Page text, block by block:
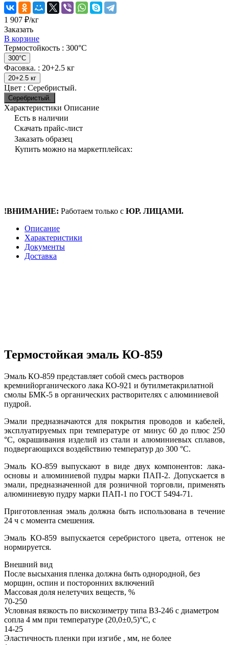
1 907 ₽/кг
Заказать
В корзине
Термостойкость : 300°С
300°С
Фасовка. : 20+2.5 кг
20+2.5 кг
Цвет : Серебристый.
Серебристый.
Характеристики Описание
Есть в наличии
Скачать прайс-лист
Заказать образец
Купить можно на маркетплейсах:
!ВНИМАНИЕ: Работаем только с ЮР. ЛИЦАМИ.
Описание
Характеристики
Документы
Доставка
Термостойкая эмаль КО-859
Эмаль КО-859 представляет собой смесь растворов
кремнийорганического лака КО-921 и бутилметакрилатной
смолы БМК-5 в органических растворителях с алюминиевой
пудрой.
Эмали предназначаются для покрытия проводов и кабелей,
эксплуатируемых при температуре от минус 60 до плюс 250
°С, окрашивания изделий из стали и алюминиевых сплавов,
подвергающихся воздействию температур до 300 °С.
Эмаль КО-859 выпускают в виде двух компонентов: лака-
основы и алюминиевой пудры марки ПАП-2. Допускается в
эмали, предназначенной для розничной торговли, применять
алюминиевую пудру марки ПАП-1 по ГОСТ 5494-71.
Приготовленная эмаль должна быть использована в течение
24 ч с момента смешения.
Эмаль КО-859 выпускается серебристого цвета, оттенок не
нормируется.
Внешний вид
После высыхания пленка должна быть однородной, без
морщин, оспин и посторонних включений
Массовая доля нелетучих веществ, %
70-250
Условная вязкость по вискозиметру типа ВЗ-246 с диаметром
сопла 4 мм при температуре (20,0±0,5)°С, с
14-25
Эластичность пленки при изгибе , мм, не более